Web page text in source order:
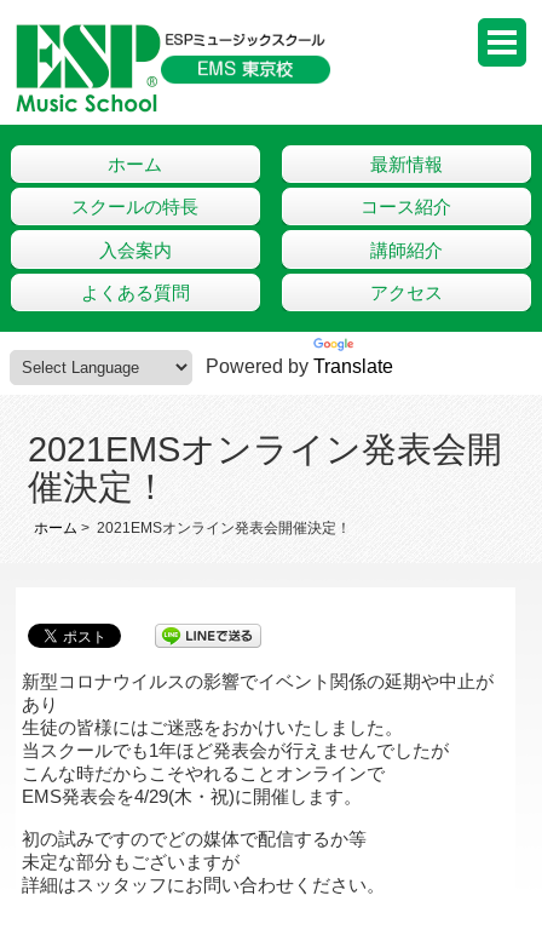
ホーム 最新情報
スクールの特長 コース紹介
入会案内 講師紹介
よくある質問 アクセス
Powered by Translate
2021EMSオンライン発表会開
催決定！
ホーム > 2021EMSオンライン発表会開催決定！
新型コロナウイルスの影響でイベント関係の延期や中止が
あり
生徒の皆様にはご迷惑をおかけいたしました。
当スクールでも1年ほど発表会が行えませんでしたが
こんな時だからこそやれることオンラインで
EMS発表会を4/29(木・祝)に開催します。
初の試みですのでどの媒体で配信するか等
未定な部分もございますが
詳細はスッタッフにお問い合わせください。